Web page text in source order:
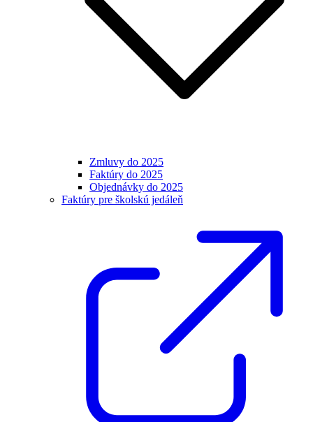
Zmluvy do 2025
Faktúry do 2025
Objednávky do 2025
Faktúry pre školskú jedáleň